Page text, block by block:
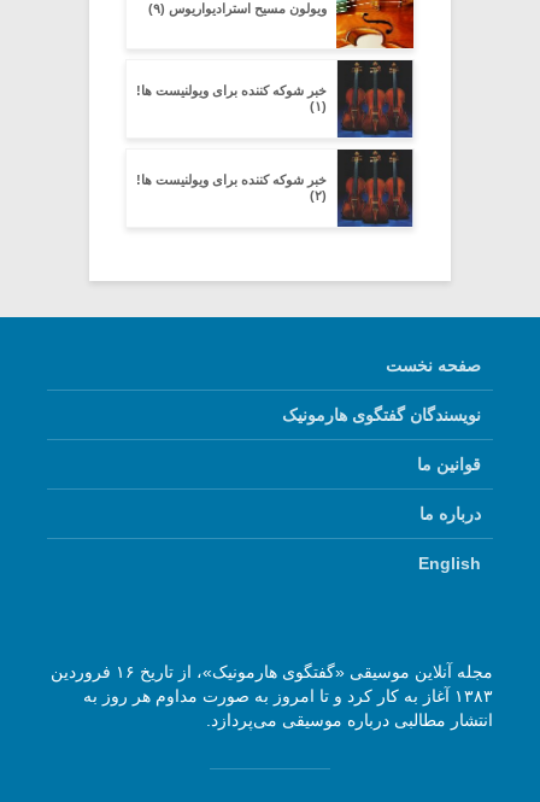
ویولون مسیح استرادیواریوس (۹)
خبر شوکه کننده برای ویولنیست ها!
(۱)
خبر شوکه کننده برای ویولنیست ها!
(۲)
صفحه نخست
نویسندگان گفتگوی هارمونیک
قوانین ما
درباره ما
English
مجله آنلاین موسیقی «گفتگوی هارمونیک»، از تاریخ ۱۶ فروردین
۱۳۸۳ آغاز به کار کرد و تا امروز به صورت مداوم هر روز به
انتشار مطالبی درباره موسیقی می‌پردازد.